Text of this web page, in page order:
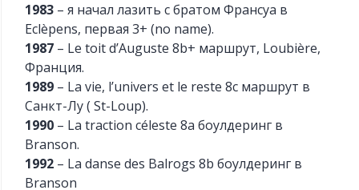
1983 – я начал лазить с братом Франсуа в
Eclèpens, первая 3+ (no name).
1987 – Le toit d’Auguste 8b+ маршрут, Loubière,
Франция.
1989 – La vie, l’univers et le reste 8c маршрут в
Санкт-Лу ( St-Loup).
1990 – La traction céleste 8a боулдеринг в
Branson.
1992 – La danse des Balrogs 8b боулдеринг в
Branson